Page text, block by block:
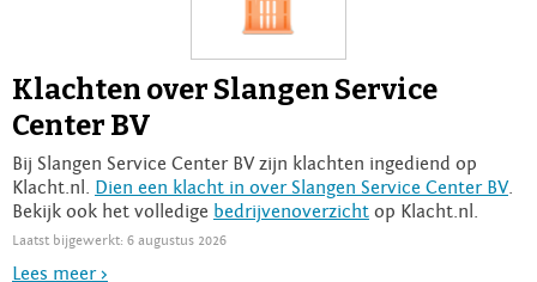
Login
Klachten over Slangen Service
Center BV
Bij Slangen Service Center BV zijn klachten ingediend op
Klacht.nl. Dien een klacht in over Slangen Service Center BV.
Bekijk ook het volledige bedrijvenoverzicht op Klacht.nl.
Laatst bijgewerkt: 6 augustus 2026
Lees meer >